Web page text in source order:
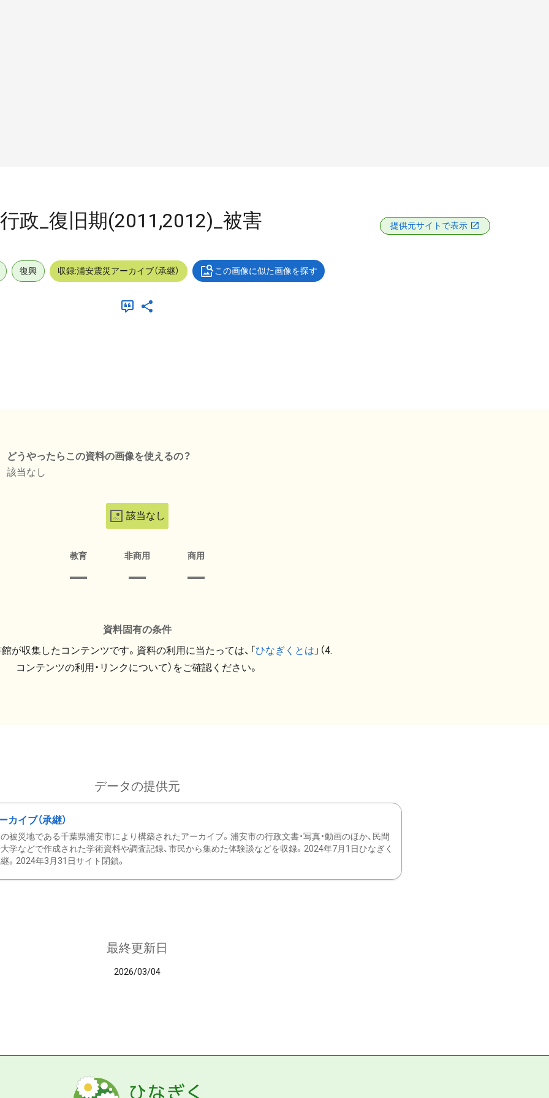
政_復旧期(2011,2012)_被害 提供元サイトで表示
復興 収録:浦安震災アーカイブ（承継） この画像に似た画像を探す
どうやったらこの資料の画像を使えるの？
該当なし
該当なし
教育 非商用 商用
資料固有の条件
が収集したコンテンツです。資料の利用に当たっては、「ひなぎくとは 」（4.
コンテンツの利用・リンクについて）をご確認ください。
データの提供元
イブ（承継）
被災地である千葉県浦安市により構築されたアーカイブ。浦安市の行政文書・写真・動画のほか、民間
学などで作成された学術資料や調査記録、市民から集めた体験談などを収録。2024年7月1日ひなぎく
。2024年3月31日サイト閉鎖。
最終更新日
2026/03/04